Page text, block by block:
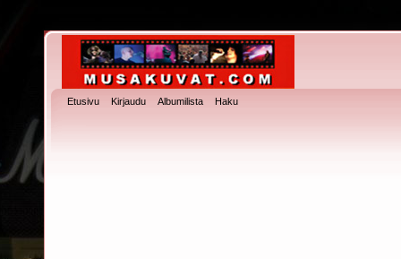
Etusivu Kirjaudu Albumilista Haku